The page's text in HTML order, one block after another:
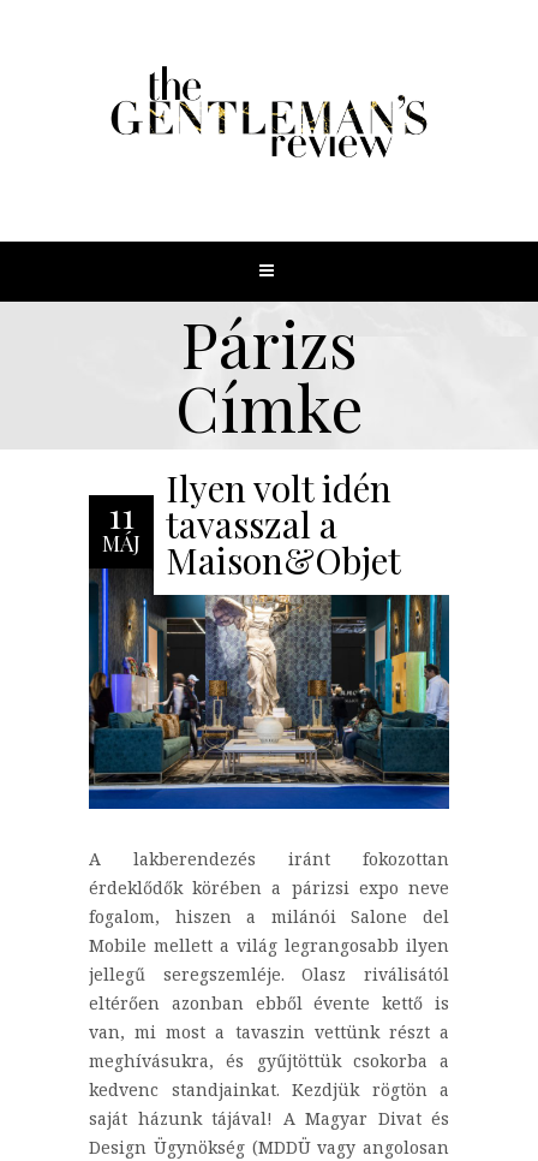
Párizs
Címke
11
MÁJ
Ilyen volt idén
tavasszal a
Maison&Objet
A lakberendezés iránt fokozottan
érdeklődők körében a párizsi expo neve
fogalom, hiszen a milánói Salone del
Mobile mellett a világ legrangosabb ilyen
jellegű seregszemléje. Olasz riválisától
eltérően azonban ebből évente kettő is
van, mi most a tavaszin vettünk részt a
meghívásukra, és gyűjtöttük csokorba a
kedvenc standjainkat. Kezdjük rögtön a
saját házunk tájával! A Magyar Divat és
Design Ügynökség (MDDÜ vagy angolosan